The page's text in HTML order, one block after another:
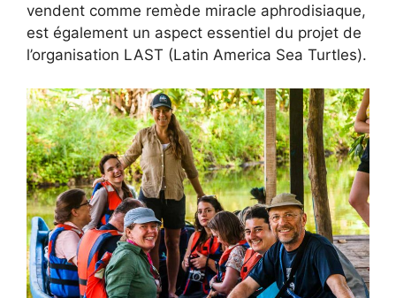
vendent comme remède miracle aphrodisiaque,
est également un aspect essentiel du projet de
l’organisation LAST (Latin America Sea Turtles).